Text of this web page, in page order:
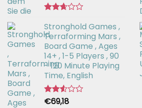
mit
2.64
von 5
Stronghold Games ,
Terraforming Mars ,
Board Game , Ages
14+ , 1-5 Players , 90
- 120 Minute Playing
Time, English
Bewertet
€69,18